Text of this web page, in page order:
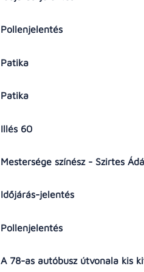
Pollenjelentés
Patika
Patika
Illés 60
Mestersége színész - Szirtes
Időjárás-jelentés
Pollenjelentés
A 78-as autóbusz útvonala kis